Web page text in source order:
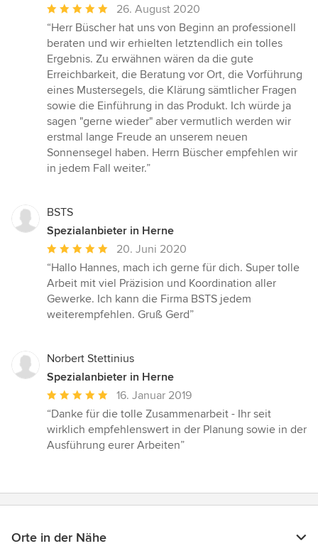
Durchschnittliche
Bewertung:
5
von
5
Sternen
26. August 2020
“Herr Büscher hat uns von Beginn an professionell
beraten und wir erhielten letztendlich ein tolles
Ergebnis. Zu erwähnen wären da die gute
Erreichbarkeit, die Beratung vor Ort, die Vorführung
eines Mustersegels, die Klärung sämtlicher Fragen
sowie die Einführung in das Produkt. Ich würde ja
sagen "gerne wieder" aber vermutlich werden wir
erstmal lange Freude an unserem neuen
Sonnensegel haben. Herrn Büscher empfehlen wir
in jedem Fall weiter.”
BSTS
Spezialanbieter in Herne
Durchschnittliche
Bewertung:
5
von
5
20. Juni 2020
“Hallo Hannes, mach ich gerne für dich. Super tolle
Arbeit mit viel Präzision und Koordination aller
Gewerke. Ich kann die Firma BSTS jedem
weiterempfehlen. Gruß Gerd”
Norbert Stettinius
Spezialanbieter in Herne
Durchschnittliche
Bewertung:
5
von
16. Januar 2019
“Danke für die tolle Zusammenarbeit - Ihr seit
wirklich empfehlenswert in der Planung sowie in der
Ausführung eurer Arbeiten”
Orte in der Nähe